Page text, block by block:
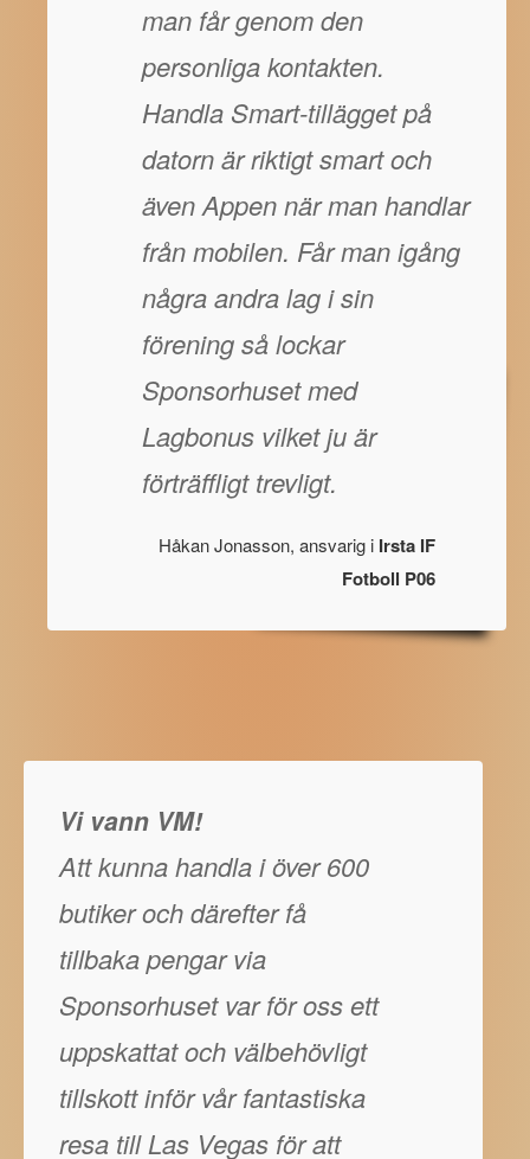
man får genom den
personliga kontakten.
Handla Smart-tillägget på
datorn är riktigt smart och
även Appen när man handlar
från mobilen. Får man igång
några andra lag i sin
förening så lockar
Sponsorhuset med
Lagbonus vilket ju är
förträffligt trevligt.
Håkan Jonasson, ansvarig i Irsta IF
Fotboll P06
Vi vann VM!
Att kunna handla i över 600
butiker och därefter få
tillbaka pengar via
Sponsorhuset var för oss ett
uppskattat och välbehövligt
tillskott inför vår fantastiska
resa till Las Vegas för att